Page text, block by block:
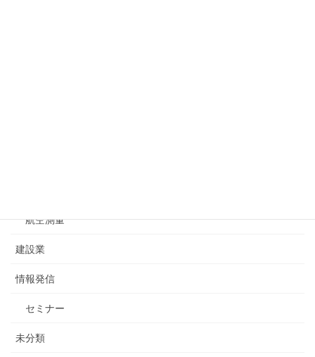
航空測量
建設業
情報発信
セミナー
未分類